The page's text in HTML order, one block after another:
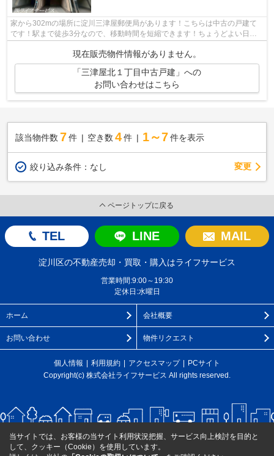
家から302mの場所に淀川三津屋郵便局があります！こちらは中古の戸建て
です！駅まで徒歩3分なので、移動時間を短縮できます！ちょうどよい日当
現在販売物件情報がありません。
「三津屋北１丁目中古戸建」への
お問い合わせはこちら
該当物件数 7件 空き数 4 件 1～7 件を表示
絞り込み条件： なし 変更
ページトップに戻る
TEL LINE MAIL
淀川区の不動産売却・買取・購入はライフサービス
営業時間:9:00～19:30
定休日:水曜日
ホーム 会社概要
お問い合わせ 物件リクエスト
個人情報 利用規約 アクセスマップ
PCサイト
Copyright(c) 株式会社ライフサービス All rights reserved.
当サイトでは、お客様の当サイト利用状況把握、サービス向上検討を目的と
して、クッキー（Cookie）を使用しています。